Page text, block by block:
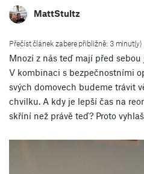
MattStultz
Přečíst článek zabere přibližně: 3 minut(y)
Mnozí z nás teď mají před
V kombinaci s bezpečnostními
svých domovech budeme trávit
chvilku. A kdy je lepší čas na
skříní než právě teď? Proto